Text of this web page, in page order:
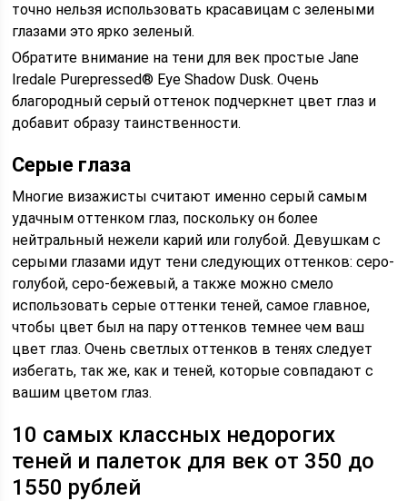
точно нельзя использовать красавицам с зелеными
глазами это ярко зеленый.
Обратите внимание на тени для век простые Jane
Iredale Purepressed® Eye Shadow Dusk. Очень
благородный серый оттенок подчеркнет цвет глаз и
добавит образу таинственности.
Серые глаза
Многие визажисты считают именно серый самым
удачным оттенком глаз, поскольку он более
нейтральный нежели карий или голубой. Девушкам с
серыми глазами идут тени следующих оттенков: серо-
голубой, серо-бежевый, а также можно смело
использовать серые оттенки теней, самое главное,
чтобы цвет был на пару оттенков темнее чем ваш
цвет глаз. Очень светлых оттенков в тенях следует
избегать, так же, как и теней, которые совпадают с
вашим цветом глаз.
10 самых классных недорогих
теней и палеток для век от 350 до
1550 рублей